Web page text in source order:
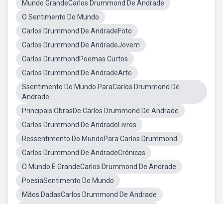
Mundo GrandeCarlos Drummond De Andrade
O Sentimento Do Mundo
Carlos Drummond De AndradeFoto
Carlos Drummond De AndradeJovem
Carlos DrummondPoemas Curtos
Carlos Drummond De AndradeArte
Ssentimento Do Mundo ParaCarlos Drummond De
Andrade
Principais ObrasDe Carlos Drummond De Andrade
Carlos Drummond De AndradeLivros
Ressentimento Do MundoPara Carlos Drummond
Carlos Drummond De AndradeCrônicas
O Mundo É GrandeCarlos Drummond De Andrade
PoesiaSentimento Do Mundo
Mãos DadasCarlos Drummond De Andrade